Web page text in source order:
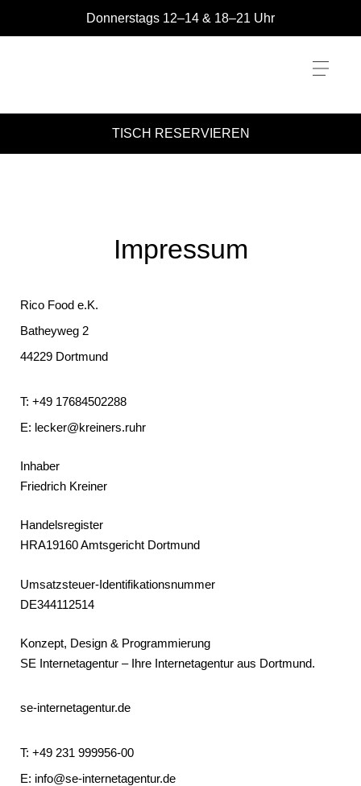
Donnerstags 12–14 & 18–21 Uhr
TISCH RESERVIEREN
Impressum
Rico Food e.K.
Batheyweg 2
44229 Dortmund
T: +49 17684502288
E: lecker@kreiners.ruhr
Inhaber
Friedrich Kreiner
Handelsregister
HRA19160 Amtsgericht Dortmund
Umsatzsteuer-Identifikationsnummer
DE344112514
Konzept, Design & Programmierung
SE Internetagentur – Ihre Internetagentur aus Dortmund.
se-internetagentur.de
T: +49 231 999956-00
E: info@se-internetagentur.de